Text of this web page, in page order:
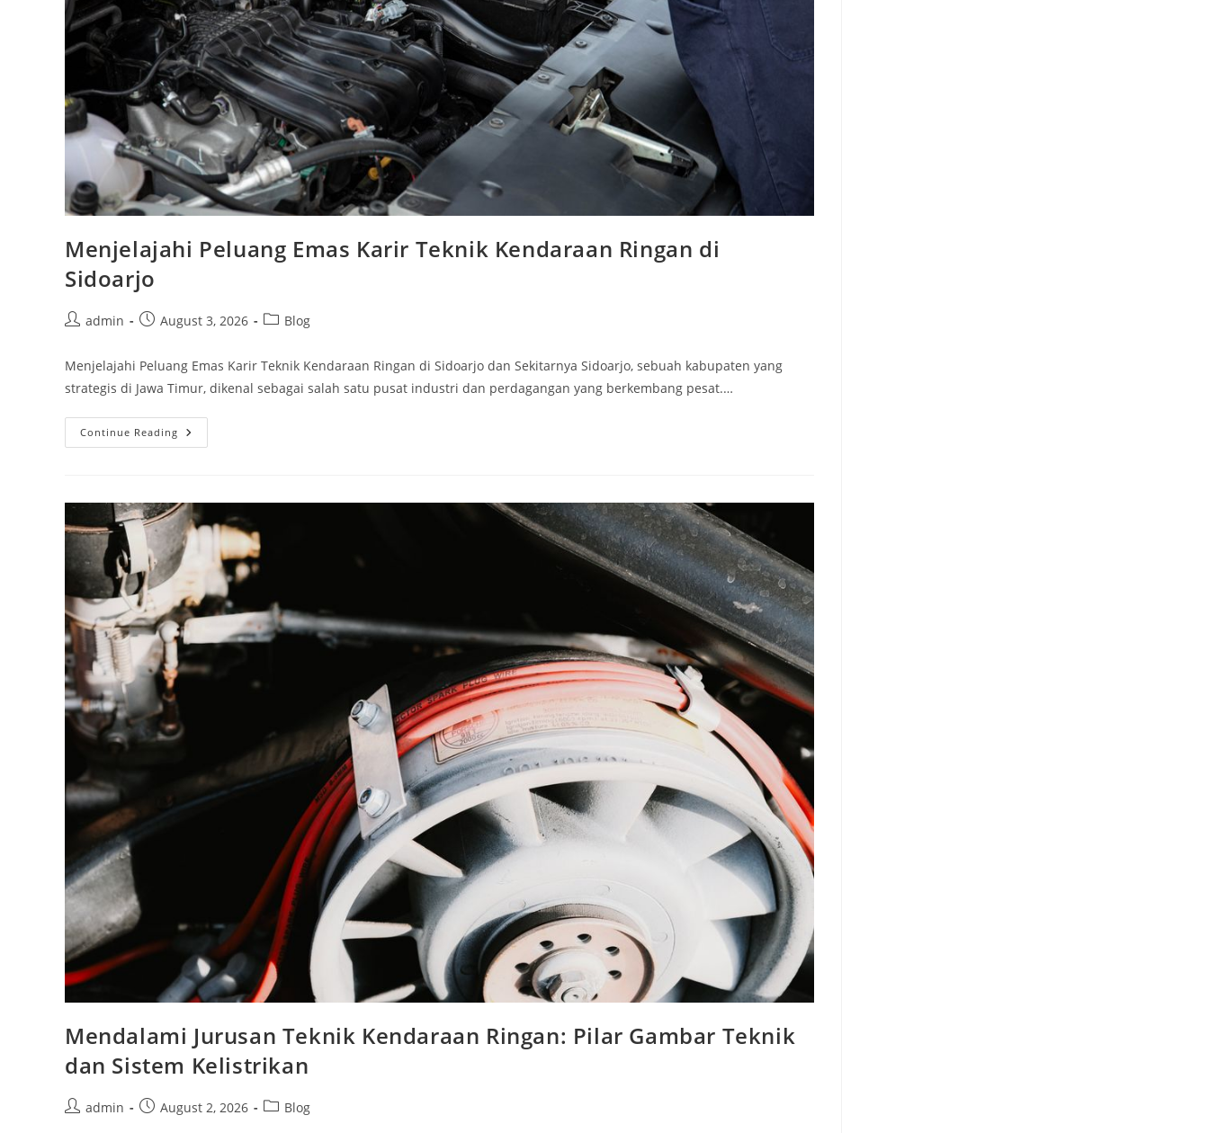
Menjelajahi Peluang Emas Karir Teknik Kendaraan Ringan di
Sidoarjo
Postadmin
PostAugust 3, 2026
PostBlog
Menjelajahi Peluang Emas Karir Teknik Kendaraan Ringan di Sidoarjo dan Sekitarnya Sidoarjo, sebuah kabupaten yang
strategis di Jawa Timur, dikenal sebagai salah satu pusat industri dan perdagangan yang berkembang pesat.…
Continue Reading Menjelajahi
Peluang
Ringan
Di
Sidoarjo
Mendalami Jurusan Teknik Kendaraan Ringan: Pilar Gambar Teknik
dan Sistem Kelistrikan
Postadmin
PostAugust 2, 2026
PostBlog